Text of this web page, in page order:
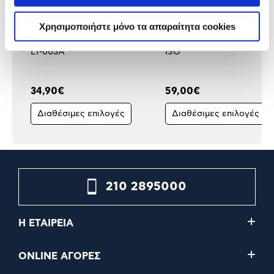
Χρησιμοποιήστε μόνο τα απαραίτητα cookies
@Work Καρέκλα Επισκέπτη
LT-003A
34,90€
Διαθέσιμες επιλογές
@Work Καρέκλα
ISO
59,00€
Διαθέσιμες επιλογές
210 2895000
Η ΕΤΑΙΡΕΙΑ
ONLINE ΑΓΟΡΕΣ